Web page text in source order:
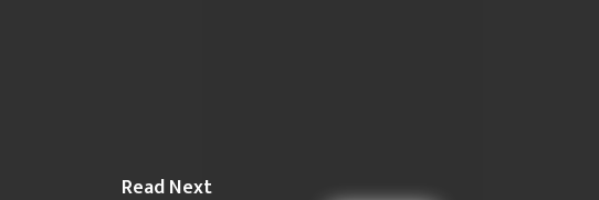
Read Next